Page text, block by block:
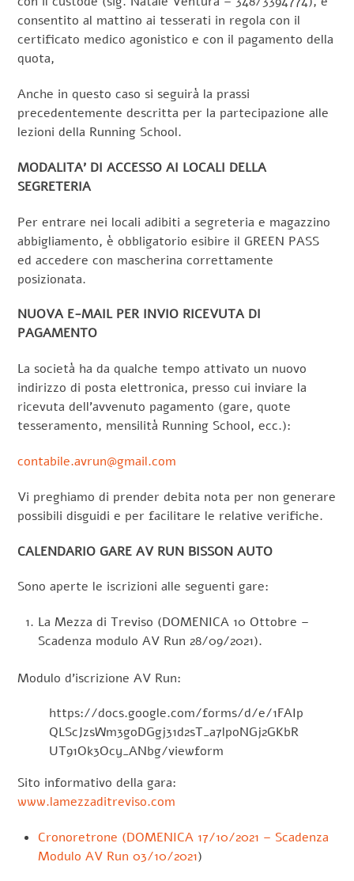
consentito al mattino ai tesserati in regola con il
certificato medico agonistico e con il pagamento della
quota,
Anche in questo caso si seguirà la prassi
precedentemente descritta per la partecipazione alle
lezioni della Running School.
MODALITA’ DI ACCESSO AI LOCALI DELLA
SEGRETERIA
Per entrare nei locali adibiti a segreteria e magazzino
abbigliamento, è obbligatorio esibire il GREEN PASS
ed accedere con mascherina correttamente
posizionata.
NUOVA E-MAIL PER INVIO RICEVUTA DI
PAGAMENTO
La società ha da qualche tempo attivato un nuovo
indirizzo di posta elettronica, presso cui inviare la
ricevuta dell’avvenuto pagamento (gare, quote
tesseramento, mensilità Running School, ecc.):
contabile.avrun@gmail.com
Vi preghiamo di prender debita nota per non generare
possibili disguidi e per facilitare le relative verifiche.
CALENDARIO GARE AV RUN BISSON AUTO
Sono aperte le iscrizioni alle seguenti gare:
La Mezza di Treviso (DOMENICA 10 Ottobre –
Scadenza modulo AV Run 28/09/2021).
Modulo d’iscrizione AV Run:
https://docs.google.com/forms/d/e/1FAIp
QLScJzsWm3goDGgj31d2sT_a7lpoNGj2GKbR
UT91Ok3Ocy_ANbg/viewform
Sito informativo della gara:
www.lamezzaditreviso.com
Cronoretrone (DOMENICA 17/10/2021 – Scadenza
Modulo AV Run 03/10/2021)